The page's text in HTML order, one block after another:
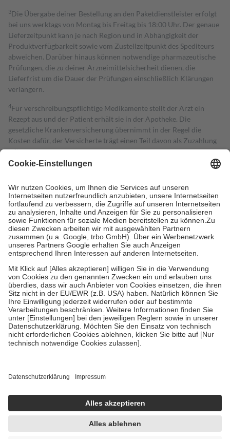
3Die Übergabe deiner Bestellung an den Paketdienstleister erfolgt
bei uns werktags von Montag bis Freitag bis 18:00 Uhr. Der genaue
Lieferzeitpunkt kann je nach Region und in Abhängigkeit der
Produktverfügbarkeit sowie vom Zustellzeitpunkt des Spediteurs
abweichen. Darüber hinaus können notwendige pharmazeutische
Prüfungen, die zu deiner Arzneimittelsicherheit dienen, die
Lieferfrist um die Dauer der Prüfungen einschließlich Klärungen
verlängern.
4Für verschreibungspflichtige Medikamente stellt der Arzt ein
Rezept aus und der Patient erhält sie in der Apotheke. Die
gesetzliche Krankenversicherung übernimmt in der Regel die
Kosten dafür, der Versicherte trägt einen Teil davon als Zuzahlung
mit.
Grundsätzlich leisten Mitglieder Zuzahlungen in Höhe von zehn
höchstens zehn Euro.
Es sind jedoch nie mehr als die tatsächlichen
Kosten der Leistung zu entrichten.
Diese Regeln gelten grundsätzlich auch für Online-Apotheken.
Bei Heilmitteln und häuslicher Krankenpflege beträgt die
Zuzahlung zehn Prozent der Kosten sowie zehn Euro je
Verordnung.
Um das Engagement der Versicherten für ihre eigene Gesundheit zu
stärken und die besondere Stellung der Familie zu unterstützen,
fallenkeine Zuzahlungenan bei:
• Kindern und Jugendlichen bis zum vollendeten 18. Lebensjahr
mit Ausnahme der Fahrkosten
• Untersuchungen zur Vorsorge und Früherkennung, die von der
GKV getragen werden
• empfohlenen Schutzimpfungen
• Harn- und Blutteststreifen
getroffen, um sicherzustellen, dass es sich um echte Bewertungen
https://help.etrusted.com/hc/de/articles/4419944605341
Einige Bilder und Inhalte wurden unter Zuhilfenahme künstlicher